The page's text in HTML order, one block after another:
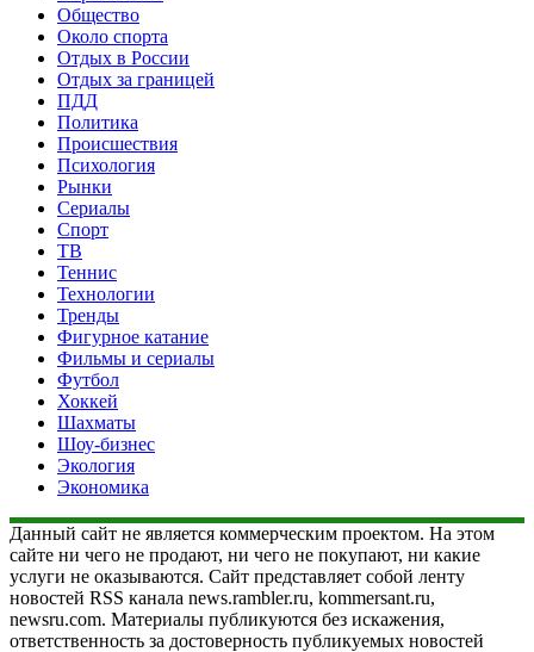
Общество
Около спорта
Отдых в России
Отдых за границей
ПДД
Политика
Происшествия
Психология
Рынки
Сериалы
Спорт
ТВ
Теннис
Технологии
Тренды
Фигурное катание
Фильмы и сериалы
Футбол
Хоккей
Шахматы
Шоу-бизнес
Экология
Экономика
Данный сайт не является коммерческим проектом. На этом
сайте ни чего не продают, ни чего не покупают, ни какие
услуги не оказываются. Сайт представляет собой ленту
новостей RSS канала news.rambler.ru, kommersant.ru,
newsru.com. Материалы публикуются без искажения,
ответственность за достоверность публикуемых новостей